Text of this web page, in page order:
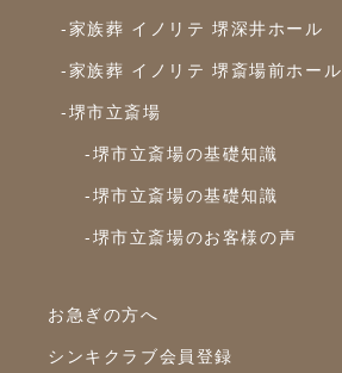
2023年11月
2023年10月
2023年9月
2023年8月
2023年7月
2023年6月
2023年4月
2023年3月
-家族葬 イノリテ 堺深井ホール
-家族葬 イノリテ 堺斎場前ホール
-堺市立斎場
-堺市立斎場の基礎知識
-堺市立斎場の基礎知識
-堺市立斎場のお客様の声
お急ぎの方へ
シンキクラブ会員登録